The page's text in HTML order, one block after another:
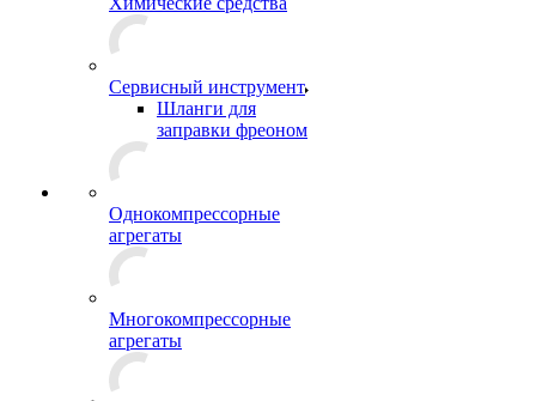
Сервисный инструмент
Шланги для
заправки фреоном
Однокомпрессорные
агрегаты
Многокомпрессорные
агрегаты